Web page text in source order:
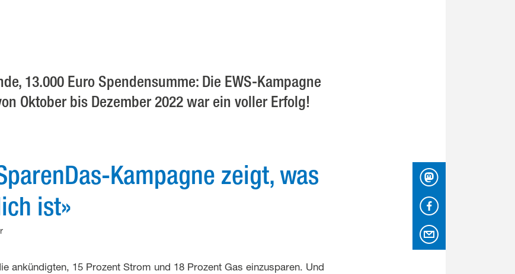
13.000 Euro Spendensumme: Die EWS-Kampagne
Oktober bis Dezember 2022 war ein voller Erfolg!
Kampagne zeigt, was
ist»
ankündigten, 15 Prozent Strom und 18 Prozent Gas einzusparen. Und